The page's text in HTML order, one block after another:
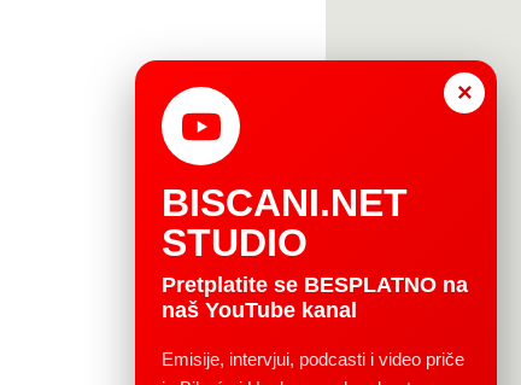
×
BISCANI.NET
STUDIO
Pretplatite se BESPLATNO na
naš YouTube kanal
Emisije, intervjui, podcasti i video priče